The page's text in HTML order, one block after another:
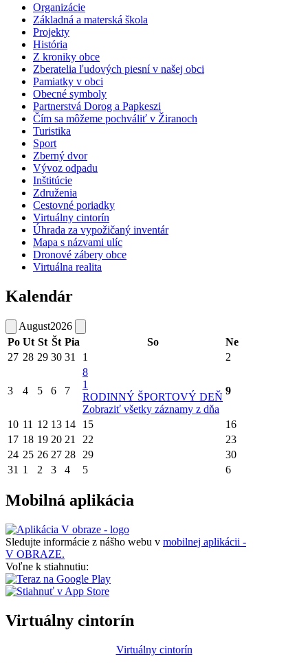
Organizácie
Základná a materská škola
Projekty
História
Z kroniky obce
Zberatelia ľudových piesní v našej obci
Pamiatky v obci
Obecné symboly
Partnerstvá Dorog a Papkeszi
Čím sa môžeme pochváliť v Žiranoch
Turistika
Sport
Zberný dvor
Vývoz odpadu
Inštitúcie
Združenia
Cestovné poriadky
Virtuálny cintorín
Úhrada za vypožičaný inventár
Mapa s názvami ulíc
Dronové zábery obce
Virtuálna realita
Kalendár
August2026
Po Ut St Št Pia So
Ne
27 28 29 30 31 1 2
3 4 5 6 7
8
1
RODINNÝ ŠPORTOVÝ DEŇ
Zobraziť všetky záznamy z dňa
9
10 11 12 13 14 15
16
17 18 19 20 21 22
23
24 25 26 27 28 29
30
31 1 2 3 4 5 6
Mobilná aplikácia
Sledujte informácie z nášho webu v mobilnej aplikácii -
V OBRAZE.
Voľne k stiahnutiu:
Virtuálny cintorín
Virtuálny cintorín